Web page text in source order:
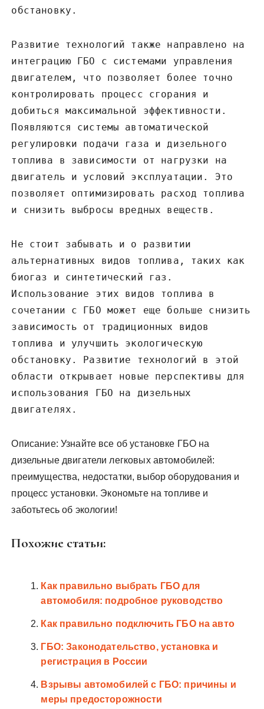
обстановку.
Развитие технологий также направлено на
интеграцию ГБО с системами управления
двигателем, что позволяет более точно
контролировать процесс сгорания и
добиться максимальной эффективности.
Появляются системы автоматической
регулировки подачи газа и дизельного
топлива в зависимости от нагрузки на
двигатель и условий эксплуатации. Это
позволяет оптимизировать расход топлива
и снизить выбросы вредных веществ.
Не стоит забывать и о развитии
альтернативных видов топлива, таких как
биогаз и синтетический газ.
Использование этих видов топлива в
сочетании с ГБО может еще больше снизить
зависимость от традиционных видов
топлива и улучшить экологическую
обстановку. Развитие технологий в этой
области открывает новые перспективы для
использования ГБО на дизельных
двигателях.
Описание: Узнайте все об установке ГБО на
дизельные двигатели легковых автомобилей:
преимущества, недостатки, выбор оборудования и
процесс установки. Экономьте на топливе и
заботьтесь об экологии!
Похожие статьи:
Как правильно выбрать ГБО для
автомобиля: подробное руководство
Как правильно подключить ГБО на авто
ГБО: Законодательство, установка и
регистрация в России
Взрывы автомобилей с ГБО: причины и
меры предосторожности